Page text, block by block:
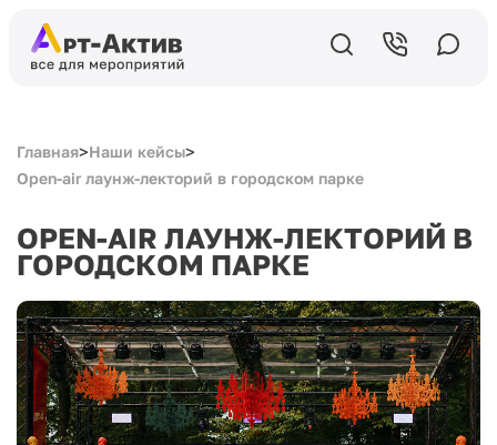
Главная>Наши кейсы>
Open-air лаунж-лекторий в городском парке
OPEN-AIR ЛАУНЖ-ЛЕКТОРИЙ В
ГОРОДСКОМ ПАРКЕ